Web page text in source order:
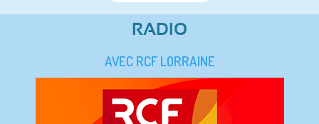
RADIO
AVEC RCF LORRAINE